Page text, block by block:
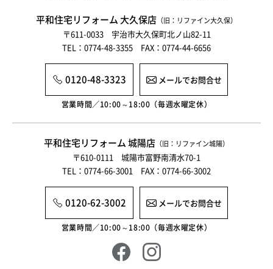
平和住宅リフォーム 大久保店 （旧：リファイン大久保）
〒611-0033 宇治市大久保町北ノ山82-11
TEL：0774-48-3355 FAX：0774-44-6656
0120-48-3323 メールでお問合せ
営業時間／10:00～18:00（毎週水曜定休）
平和住宅リフォーム 城陽店 （旧：リファイン城陽）
〒610-0111 城陽市富野南清水70-1
TEL：0774-66-3001 FAX：0774-66-3002
0120-62-3002 メールでお問合せ
営業時間／10:00～18:00（毎週水曜定休）